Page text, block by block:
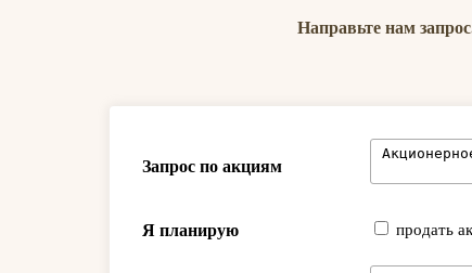
Направьте нам
Запрос по акциям
Я планирую продать